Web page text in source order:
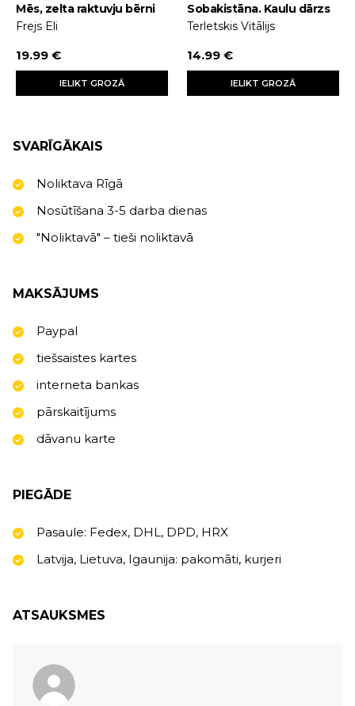
Mēs, zelta raktuvju bērni
Frejs Eli
19.99 €
IELIKT GROZĀ
Sobakistāna. Kaulu dārzs
Terletskis Vitālijs
14.99 €
IELIKT GROZĀ
SVARĪGĀKAIS
Noliktava Rīgā
Nosūtīšana 3-5 darba dienas
"Noliktavā" – tieši noliktavā
MAKSĀJUMS
Paypal
tiešsaistes kartes
interneta bankas
pārskaitījums
dāvanu karte
PIEGĀDE
Pasaule: Fedex, DHL, DPD, HRX
Latvija, Lietuva, Igaunija: pakomāti, kurjeri
ATSAUKSMES